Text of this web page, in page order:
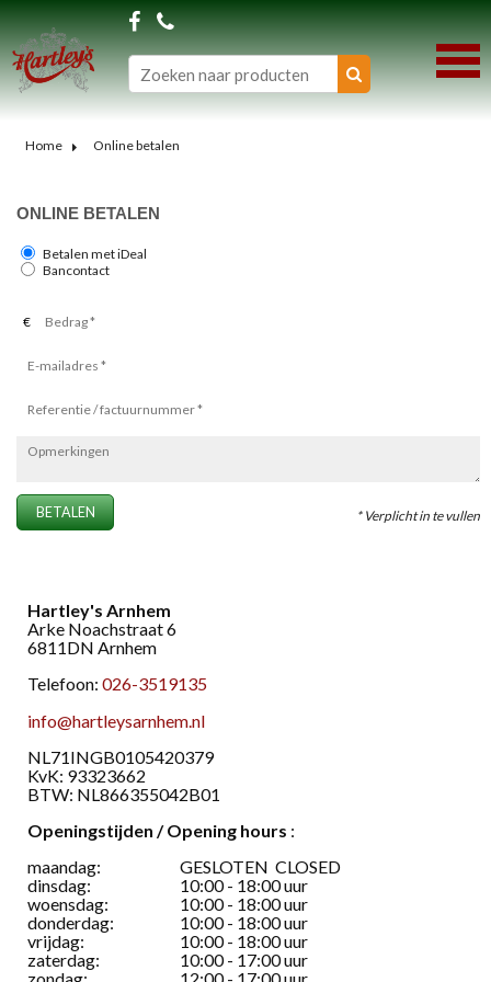
Home Online betalen
ONLINE BETALEN
Betalen met iDeal
Bancontact
€
BETALEN * Verplicht in te vullen
Hartley's Arnhem
Arke Noachstraat 6
6811DN Arnhem
Telefoon: 026-3519135
info@hartleysarnhem.nl
​NL71INGB0105420379
KvK: 93323662
BTW: NL866355042B01
Openingstijden / Opening hours :
maandag:
GESLOTEN CLOSED
dinsdag:
10:00 - 18:00 uur
woensdag:
10:00 - 18:00 uur
donderdag:
10:00 - 18:00 uur
vrijdag:
10:00 - 18:00 uur
zaterdag:
10:00 - 17:00 uur